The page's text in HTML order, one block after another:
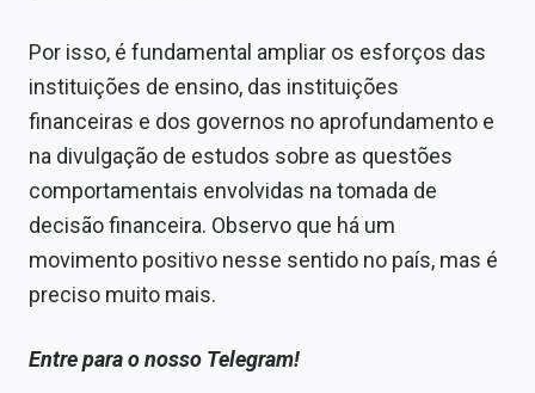
Por isso, é fundamental ampliar os esforços das
instituições de ensino, das instituições
financeiras e dos governos no aprofundamento e
na divulgação de estudos sobre as questões
comportamentais envolvidas na tomada de
decisão financeira. Observo que há um
movimento positivo nesse sentido no país, mas é
preciso muito mais.
Entre para o nosso Telegram!